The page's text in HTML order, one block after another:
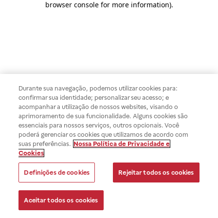
browser console for more information).
Durante sua navegação, podemos utilizar cookies para:
confirmar sua identidade; personalizar seu acesso; e
acompanhar a utilização de nossos websites, visando o
aprimoramento de sua funcionalidade. Alguns cookies são
essenciais para nossos serviços, outros opcionais. Você
poderá gerenciar os cookies que utilizamos de acordo com
suas preferências. Nossa Política de Privacidade e
Cookies
Definições de cookies Rejeitar todos os cookies
Aceitar todos os cookies